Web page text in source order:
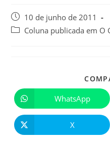
10 de junho de 2011
Coluna publicada em O
WhatsApp
X